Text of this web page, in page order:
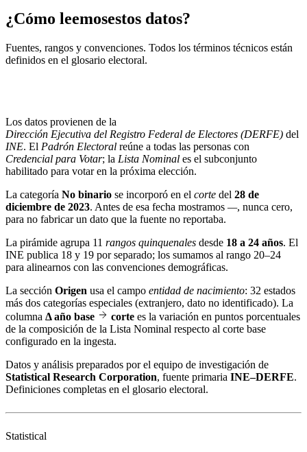
¿Cómo leemosestos datos?
Fuentes, rangos y convenciones. Todos los términos técnicos están
definidos en el glosario electoral.
Los datos provienen de la
Dirección Ejecutiva del Registro Federal de Electores (DERFE) del
INE. El Padrón Electoral reúne a todas las personas con
Credencial para Votar; la Lista Nominal es el subconjunto
habilitado para votar en la próxima elección.
La categoría No binario se incorporó en el corte del 28 de
diciembre de 2023. Antes de esa fecha mostramos —, nunca cero,
para no fabricar un dato que la fuente no reportaba.
La pirámide agrupa 11 rangos quinquenales desde 18 a 24 años. El
INE publica 18 y 19 por separado; los sumamos al rango 20–24
para alinearnos con las convenciones demográficas.
La sección Origen usa el campo entidad de nacimiento: 32 estados
más dos categorías especiales (extranjero, dato no identificado). La
columna Δ año base corte es la variación en puntos porcentuales
de la composición de la Lista Nominal respecto al corte base
configurado en la ingesta.
Datos y análisis preparados por el equipo de investigación de
Statistical Research Corporation, fuente primaria INE–DERFE.
Definiciones completas en el glosario electoral.
Statistical